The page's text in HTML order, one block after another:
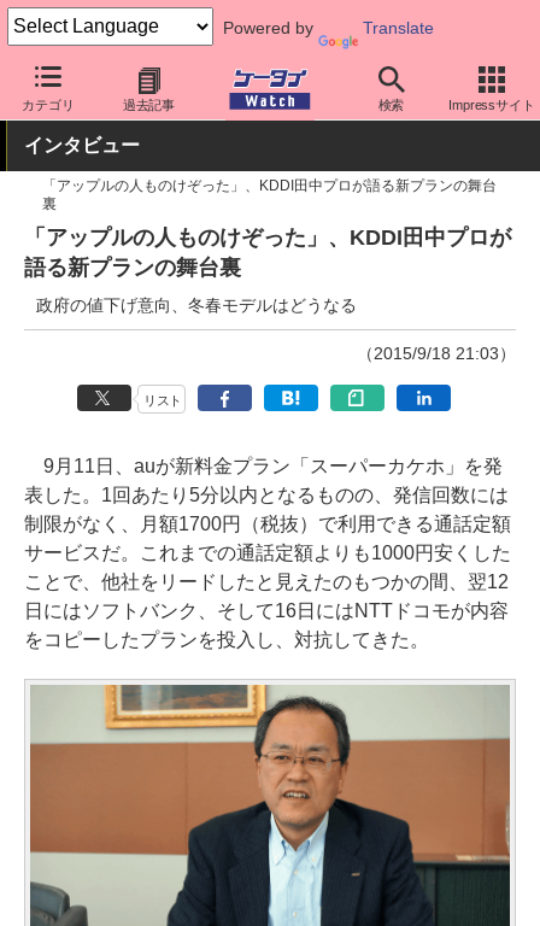
Powered by Translate
カテゴリ 過去記事 検索 Impressサイト
ケータイ Watch キャリア au キーパーソン
インタビュー
「アップルの人ものけぞった」、KDDI田中プロが語る新プランの舞台
裏
「アップルの人ものけぞった」、KDDI田中プロが
語る新プランの舞台裏
政府の値下げ意向、冬春モデルはどうなる
（2015/9/18 21:03）
リスト
9月11日、auが新料金プラン「スーパーカケホ」を発
表した。1回あたり5分以内となるものの、発信回数には
制限がなく、月額1700円（税抜）で利用できる通話定額
サービスだ。これまでの通話定額よりも1000円安くした
ことで、他社をリードしたと見えたのもつかの間、翌12
日にはソフトバンク、そして16日にはNTTドコモが内容
をコピーしたプランを投入し、対抗してきた。